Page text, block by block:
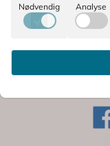
Vi er et
handel
rask
Nødvendig Analyse